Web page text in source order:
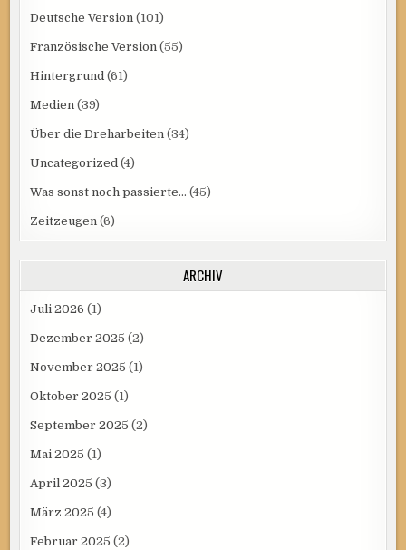
Deutsche Version (101)
Französische Version (55)
Hintergrund (61)
Medien (39)
Über die Dreharbeiten (34)
Uncategorized (4)
Was sonst noch passierte… (45)
Zeitzeugen (6)
ARCHIV
Juli 2026 (1)
Dezember 2025 (2)
November 2025 (1)
Oktober 2025 (1)
September 2025 (2)
Mai 2025 (1)
April 2025 (3)
März 2025 (4)
Februar 2025 (2)